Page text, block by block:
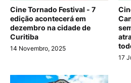
Cine Tornado Festival - 7
edição acontecerá em
dezembro na cidade de
Curitiba
14 Novembro, 2025
17